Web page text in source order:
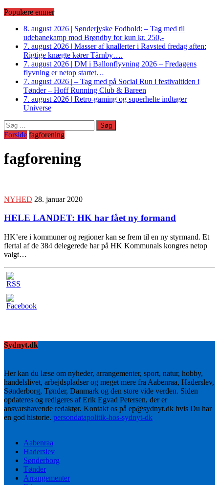
Populære emner
8. august 2026 | Sønderjyske Fodbold: – Tag med til
udebanekamp mod Brøndby for kun kr. 250,-
7. august 2026 | Masser af knallerter i Ravsted fredag aften:
Rigtige knægte kører Tårnby….
7. august 2026 | DM i Ballonflyvning 2026 – Fredagens
flyvning er netop startet…
7. august 2026 | – Tag med på Social Run i festivaltiden i
Tønder – Hoff Running Club & Bareen
7. august 2026 | Retro-gaming og superhelte indtager
Universe
Søg
efter:
Forside fagforening
fagforening
NYHED 28. januar 2020
HELE LANDET: HK har fået ny formand
HK’ere i kommuner og regioner kan se frem til en ny styrmand. Et
flertal af de 384 delegerede har på HK Kommunals kongres netop
valgt…
Sydnyt.dk
Her kan du læse om nyheder, arrangementer, sport, natur, hobby,
handelslivet, arbejdspladser og meget mere fra Aabenraa, Haderslev,
Sønderborg, Tønder, Danmark og den store vide verden. Siden
opdateres og redigeres af Erik Egvad Petersen, der er
ansvarshavende redaktør. Kontakt os på ep@sydnyt.dk hvis Du har
en god historie. persondatapolitik-hos-sydnyt-dk
Aabenraa
Haderslev
Sønderborg
Tønder
Arrangementer